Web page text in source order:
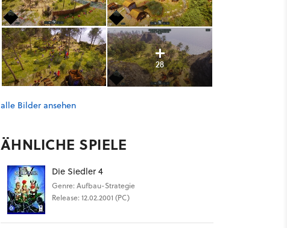
28
alle Bilder ansehen
ÄHNLICHE SPIELE
Die Siedler 4
Genre: Aufbau-Strategie
Release: 12.02.2001 (PC)